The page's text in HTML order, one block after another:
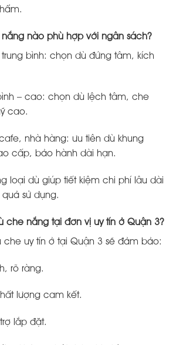
nào phù hợp với ngân sách?
bình: chọn dù đứng tâm, kích
– cao: chọn dù lệch tâm, che
cao.
nhà hàng: ưu tiên dù khung
cấp, bảo hành dài hạn.
loại dù giúp tiết kiệm chi phí lâu dài
sử dụng.
che nắng tại đơn vị uy tín ở Quận 3?
che uy tín ở tại Quận 3 sẽ đảm bảo:
rõ ràng.
lượng cam kết.
lắp đặt.